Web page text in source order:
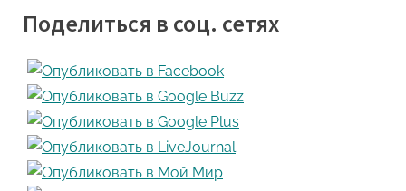
Поделиться в соц. сетях